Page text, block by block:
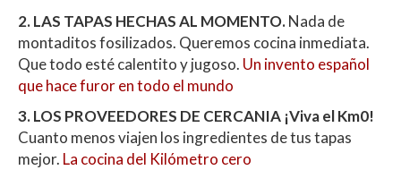
p
p
o
k
ti
r
2. LAS TAPAS HECHAS AL MOMENTO.Nada de
montaditos fosilizados. Queremos cocina inmediata.
Que todo esté calentito y jugoso. Un invento español
que hace furor en todo el mundo
3. LOS PROVEEDORES DE CERCANIA ¡Viva el Km0!
Cuanto menos viajen los ingredientes de tus tapas
mejor. La cocina del Kilómetro cero